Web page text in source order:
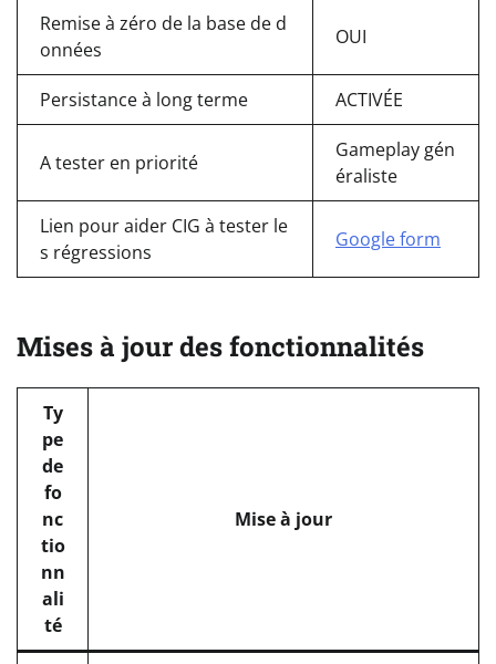
Remise à zéro de la base de d
onnées
OUI
Persistance à long terme ACTIVÉE
A tester en priorité
Gameplay gén
éraliste
Lien pour aider CIG à tester le
s régressions
Google form
Mises à jour des fonctionnalités
Ty
pe
de
fo
nc
tio
nn
ali
té
Mise à jour